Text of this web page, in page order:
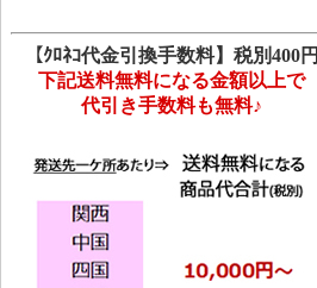
【ｸﾛﾈｺ代金引換手数料】税別400円
下記送料無料になる金額以上で
代引き手数料も無料♪